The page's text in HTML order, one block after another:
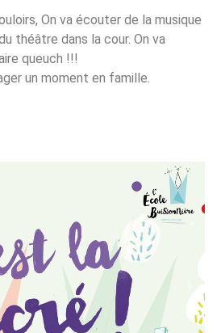
On va écouter de la musique
théâtre dans la cour. On va
queuch !!!
un moment en famille.